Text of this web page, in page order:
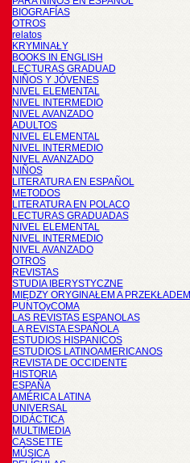
BIOGRAFÍAS
OTROS
relatos
KRYMINAŁY
BOOKS IN ENGLISH
LECTURAS GRADUAD
NIÑOS Y JÓVENES
NIVEL ELEMENTAL
NIVEL INTERMEDIO
NIVEL AVANZADO
ADULTOS
NIVEL ELEMENTAL
NIVEL INTERMEDIO
NIVEL AVANZADO
NIÑOS
LITERATURA EN ESPAÑOL
METODOS
LITERATURA EN POLACO
LECTURAS GRADUADAS
NIVEL ELEMENTAL
NIVEL INTERMEDIO
NIVEL AVANZADO
OTROS
REVISTAS
STUDIA IBERYSTYCZNE
MIĘDZY ORYGINAŁEM A PRZEKŁADEM
PUNTOyCOMA
LAS REVISTAS ESPANOLAS
LA REVISTA ESPAÑOLA
ESTUDIOS HISPANICOS
ESTUDIOS LATINOAMERICANOS
REVISTA DE OCCIDENTE
HISTORIA
ESPAÑA
AMÉRICA LATINA
UNIVERSAL
DIDÁCTICA
MULTIMEDIA
CASSETTE
MÚSICA